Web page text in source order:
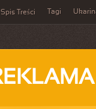
Spis Treści Tagi